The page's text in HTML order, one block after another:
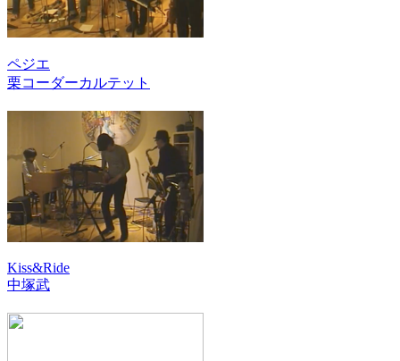
ペジエ
栗コーダーカルテット
Kiss&Ride
中塚武